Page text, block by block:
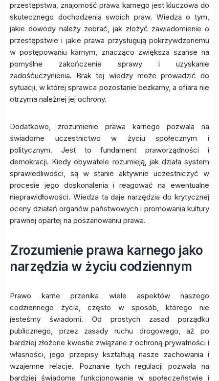
przestępstwa, znajomość prawa karnego jest kluczowa do
skutecznego dochodzenia swoich praw. Wiedza o tym,
jakie dowody należy zebrać, jak złożyć zawiadomienie o
przestępstwie i jakie prawa przysługują pokrzywdzonemu
w postępowaniu karnym, znacząco zwiększa szanse na
pomyślne zakończenie sprawy i uzyskanie
zadośćuczynienia. Brak tej wiedzy może prowadzić do
sytuacji, w której sprawca pozostanie bezkarny, a ofiara nie
otrzyma należnej jej ochrony.
Dodatkowo, zrozumienie prawa karnego pozwala na
świadome uczestnictwo w życiu społecznym i
politycznym. Jest to fundament praworządności i
demokracji. Kiedy obywatele rozumieją, jak działa system
sprawiedliwości, są w stanie aktywnie uczestniczyć w
procesie jego doskonalenia i reagować na ewentualne
nieprawidłowości. Wiedza ta daje narzędzia do krytycznej
oceny działań organów państwowych i promowania kultury
prawnej opartej na poszanowaniu prawa.
Zrozumienie prawa karnego jako
narzędzia w życiu codziennym
Prawo karne przenika wiele aspektów naszego
codziennego życia, często w sposób, którego nie
jesteśmy świadomi. Od prostych zasad porządku
publicznego, przez zasady ruchu drogowego, aż po
bardziej złożone kwestie związane z ochroną prywatności i
własności, jego przepisy kształtują nasze zachowania i
wzajemne relacje. Poznanie tych regulacji pozwala na
bardziej świadome funkcjonowanie w społeczeństwie i